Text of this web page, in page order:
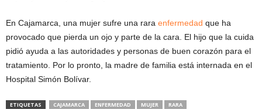
En Cajamarca, una mujer sufre una rara enfermedad que ha
provocado que pierda un ojo y parte de la cara. El hijo que la cuida
pidió ayuda a las autoridades y personas de buen corazón para el
tratamiento. Por lo pronto, la madre de familia está internada en el
Hospital Simón Bolívar.
ETIQUETAS CAJAMARCA ENFERMEDAD MUJER RARA